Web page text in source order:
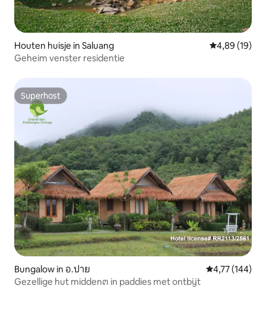
Houten huisje in Saluang Gemiddelde
4,89 (19)
Geheim venster residentie
Superhost
Superhost
Bungalow in อ.ปาย Gemiddelde
4,77 (144)
Gezellige hut midden๓ in paddies met ontbijt